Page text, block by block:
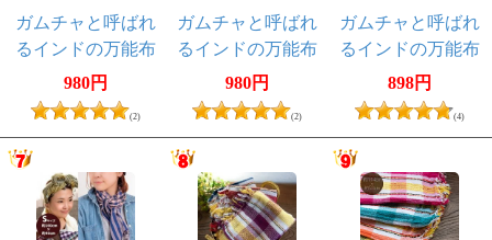
ガムチャと呼ばれ
るインドの万能布
【約160cm×約
88cm】
980円
(2)
ガムチャと呼ばれ
るインドの万能布
【約170cm×約
75cm】
980円
(2)
ガムチャと呼ばれ
るインドの万能布
【約150cm×約
70cm】
898円
(4)